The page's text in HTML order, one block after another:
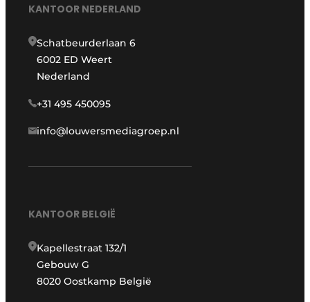
KANTOOR NEDERLAND
Schatbeurderlaan 6
6002 ED Weert
Nederland
+31 495 450095
info@louwersmediagroep.nl
KANTOOR BELGIË
Kapellestraat 132/1
Gebouw G
8020 Oostkamp België